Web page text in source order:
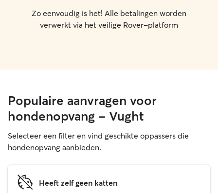
Zo eenvoudig is het! Alle betalingen worden
verwerkt via het veilige Rover-platform
Populaire aanvragen voor
hondenopvang - Vught
Selecteer een filter en vind geschikte oppassers die
hondenopvang aanbieden.
Heeft zelf geen katten